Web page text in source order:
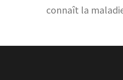
connaît la